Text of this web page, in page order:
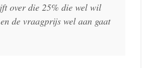
over die 25% die wel wil
de vraagprijs wel aan gaat